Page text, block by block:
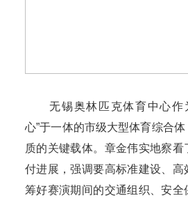
无锡奥林匹克体育中心作
心”于一体的市级大型体育综合
质的关键载体。章金伟实地察
付进展，强调要高标准建设、高
筹好赛演期间的交通组织、安全